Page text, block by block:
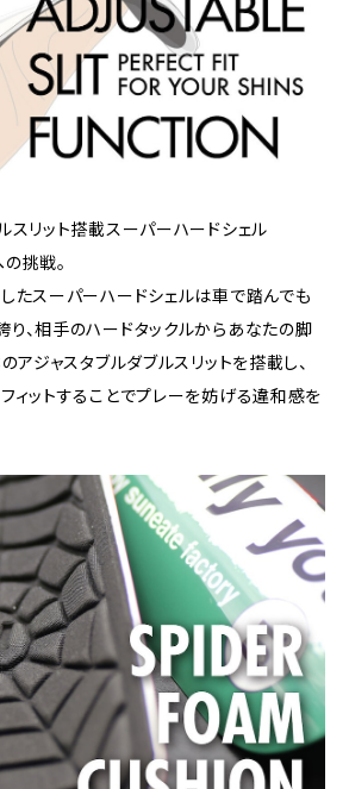
スリット搭載スーパーハードシェル
挑戦。
たスーパーハードシェルは車で踏んでも
、相手のハードタックルからあなたの脚
アジャスタブルダブルスリットを搭載し、
ィットすることでプレーを妨げる違和感を